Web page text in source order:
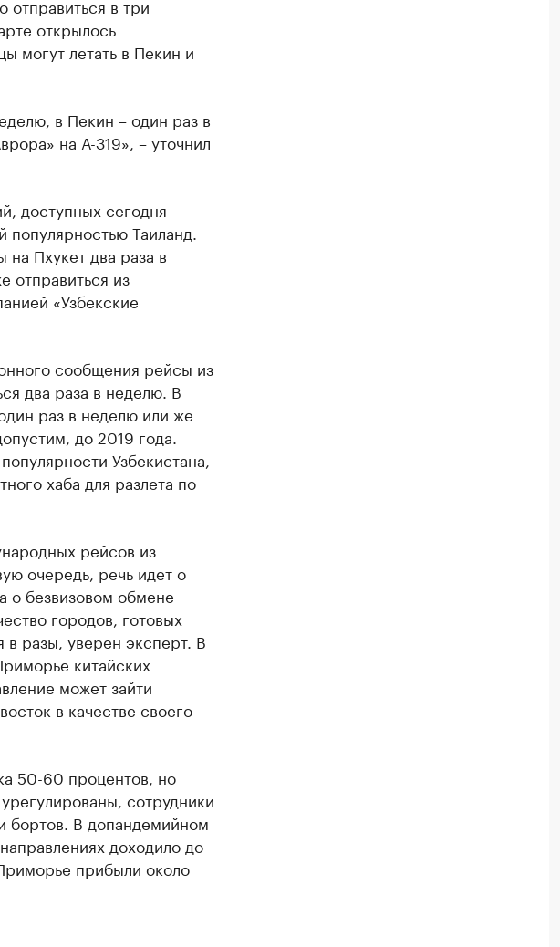
отправиться в три
открылось
могут летать в Пекин и
в Пекин – один раз в
на А-319», – уточнил
доступных сегодня
Таиланд.
Пхукет два раза в
отправиться из
«Узбекские
сообщения рейсы из
два раза в неделю. В
раз в неделю или же
до 2019 года.
Узбекистана,
хаба для разлета по
рейсов из
очередь, речь идет о
о безвизовом обмене
городов, готовых
в разы, уверен эксперт. В
китайских
может зайти
в качестве своего
50-60 процентов, но
сотрудники
бортов. В допандемийном
доходило до
прибыли около